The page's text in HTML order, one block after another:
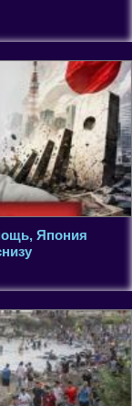
Япония